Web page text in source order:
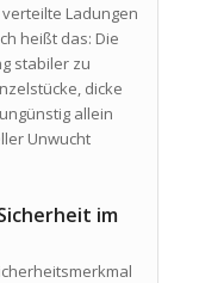
Ladungen
heißt das: Die
stabiler zu
dicke
allein
Unwucht
im